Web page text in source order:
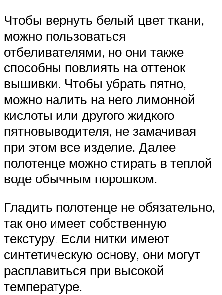
Чтобы вернуть белый цвет ткани,
можно пользоваться
отбеливателями, но они также
способны повлиять на оттенок
вышивки. Чтобы убрать пятно,
можно налить на него лимонной
кислоты или другого жидкого
пятновыводителя, не замачивая
при этом все изделие. Далее
полотенце можно стирать в теплой
воде обычным порошком.
Гладить полотенце не обязательно,
так оно имеет собственную
текстуру. Если нитки имеют
синтетическую основу, они могут
расплавиться при высокой
температуре.